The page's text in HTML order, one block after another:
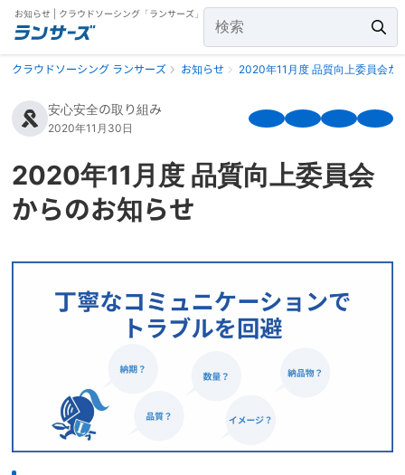
お知らせ | クラウドソーシング「ランサーズ」
クラウドソーシング ランサーズ お知らせ 2020年11月度 品質向上委員会か
安心安全の取り組み
2020年11月30日
2020年11月度 品質向上委員会
からのお知らせ